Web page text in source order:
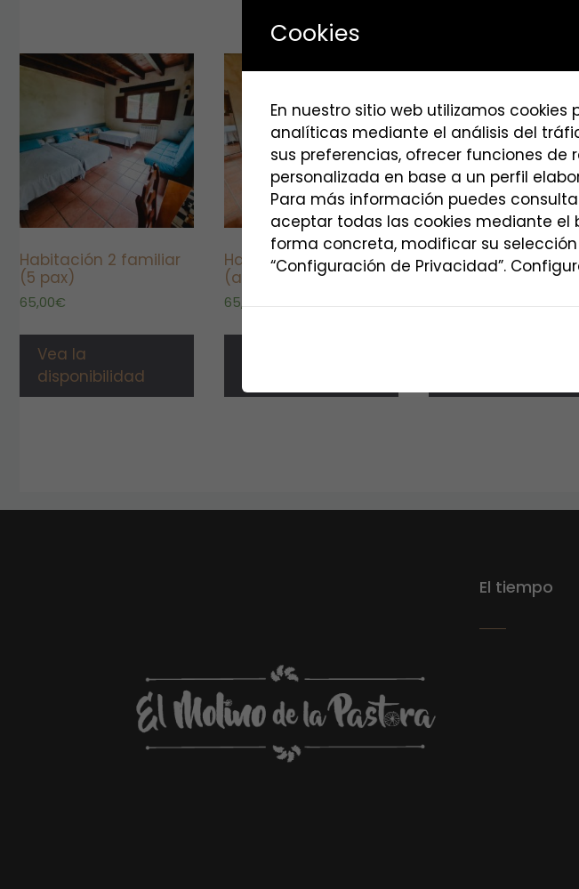
Habitación 2 familiar
(5 pax)
65,00€
Vea la
disponibilidad
Habitación 3 familiar
(adaptada) (4 pax)
65,00€
Habitación 4
(4 pax)
65,00€
El tiempo
Cookies
En nuestro sitio web utilizamos
analíticas mediante el análisis del
sus preferencias, ofrecer funciones
personalizada en base a un perfil
Para más información puedes
aceptar todas las cookies mediante el
forma concreta, modificar su
“Configuración de Privacidad”.